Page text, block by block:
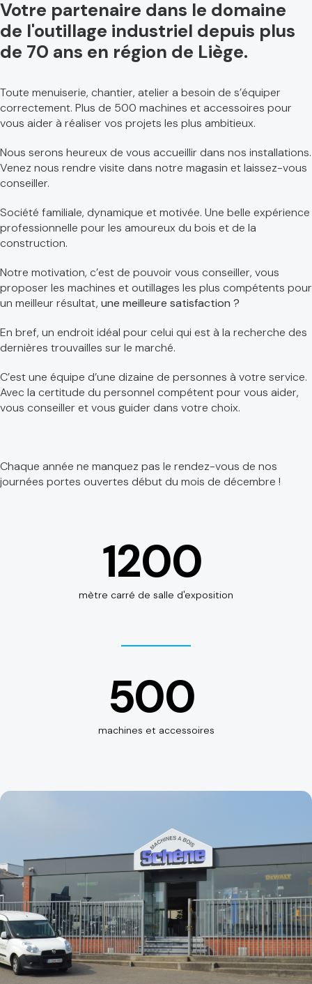
Votre partenaire dans le domaine
de l'outillage industriel depuis plus
de 70 ans en région de Liège.
Toute menuiserie, chantier, atelier a besoin de s’équiper
correctement. Plus de 500 machines et accessoires pour
vous aider à réaliser vos projets les plus ambitieux.
Nous serons heureux de vous accueillir dans nos installations.
Venez nous rendre visite dans notre magasin et laissez-vous
conseiller.
Société familiale, dynamique et motivée. Une belle expérience
professionnelle pour les amoureux du bois et de la
construction.
Notre motivation, c’est de pouvoir vous conseiller, vous
proposer les machines et outillages les plus compétents pour
un meilleur résultat, une meilleure satisfaction ?
En bref, un endroit idéal pour celui qui est à la recherche des
dernières trouvailles sur le marché.
C’est une équipe d’une dizaine de personnes à votre service.
Avec la certitude du personnel compétent pour vous aider,
vous conseiller et vous guider dans votre choix.
Chaque année ne manquez pas le rendez-vous de nos
journées portes ouvertes début du mois de décembre !
1200
mètre carré de salle d'exposition
500
machines et accessoires